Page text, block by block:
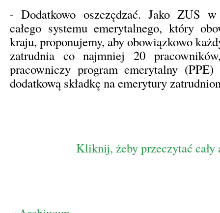
- Dodatkowo oszczędzać. Jako ZUS
całego systemu emerytalnego, który
kraju, proponujemy, aby obowiązkowo
zatrudnia co najmniej 20
pracowniczy program emerytalny
dodatkową składkę na emerytury
Kliknij, żeby przeczytać cały